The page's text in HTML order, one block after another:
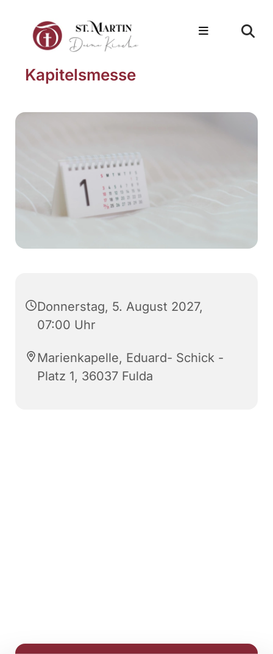
Kapitelsmesse
Donnerstag, 5. August 2027,
07:00 Uhr
Marienkapelle, Eduard- Schick -
Platz 1, 36037 Fulda